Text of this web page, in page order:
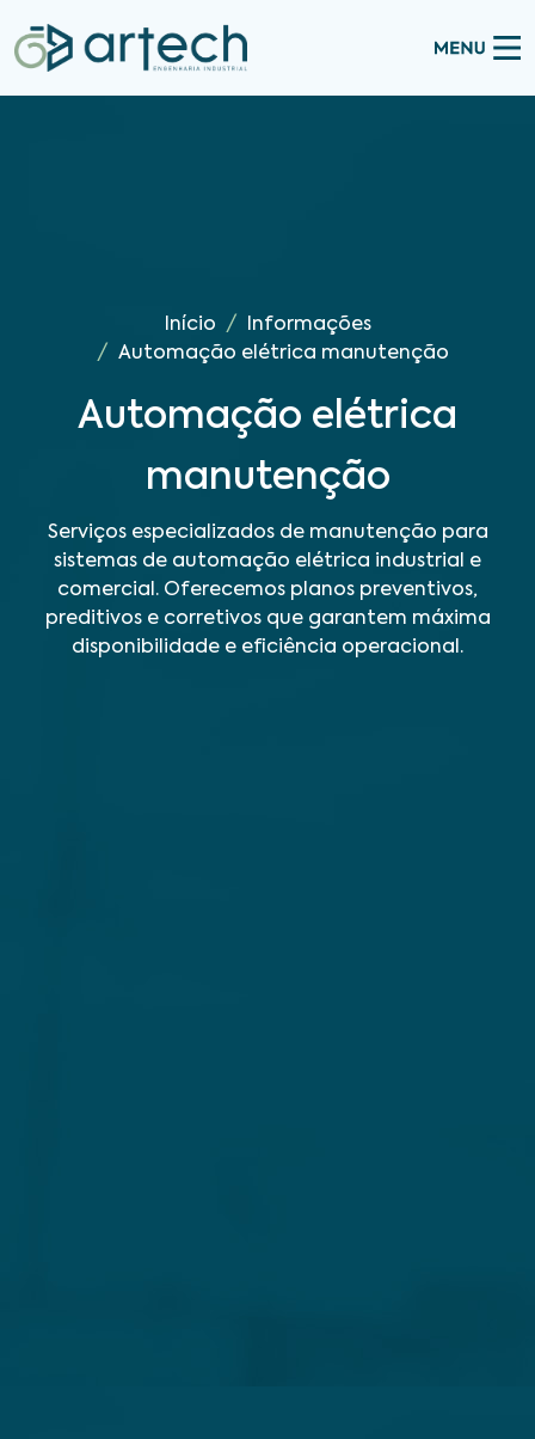
Início
Informações
Automação elétrica manutenção
Automação elétrica
manutenção
Serviços especializados de manutenção para
sistemas de automação elétrica industrial e
comercial. Oferecemos planos preventivos,
preditivos e corretivos que garantem máxima
disponibilidade e eficiência operacional.